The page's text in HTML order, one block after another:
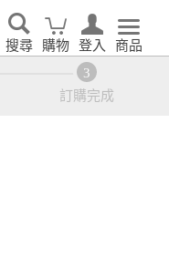
搜尋 購物 登入 商品
訂購完成